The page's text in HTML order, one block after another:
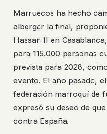
Marruecos ha hecho
albergar la final,
Hassan II en
para 115.000 personas
prevista para 2028,
evento. El año pasado,
federación marroquí de
expresó su deseo de
contra España.